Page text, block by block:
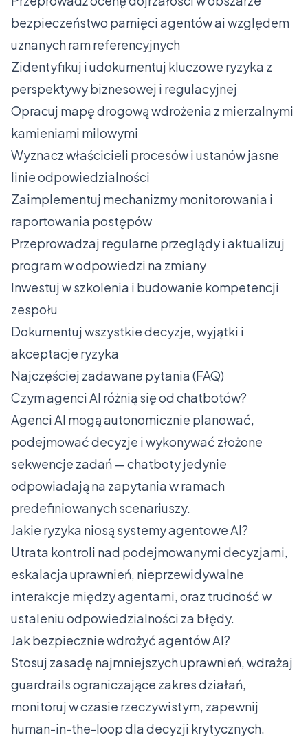
bezpieczeństwo pamięci agentów ai względem
uznanych ram referencyjnych
Zidentyfikuj i udokumentuj kluczowe ryzyka z
perspektywy biznesowej i regulacyjnej
Opracuj mapę drogową wdrożenia z mierzalnymi
kamieniami milowymi
Wyznacz właścicieli procesów i ustanów jasne
linie odpowiedzialności
Zaimplementuj mechanizmy monitorowania i
raportowania postępów
Przeprowadzaj regularne przeglądy i aktualizuj
program w odpowiedzi na zmiany
Inwestuj w szkolenia i budowanie kompetencji
zespołu
Dokumentuj wszystkie decyzje, wyjątki i
akceptacje ryzyka
Najczęściej zadawane pytania (FAQ)
Czym agenci AI różnią się od chatbotów?
Agenci AI mogą autonomicznie planować,
podejmować decyzje i wykonywać złożone
sekwencje zadań — chatboty jedynie
odpowiadają na zapytania w ramach
predefiniowanych scenariuszy.
Jakie ryzyka niosą systemy agentowe AI?
Utrata kontroli nad podejmowanymi decyzjami,
eskalacja uprawnień, nieprzewidywalne
interakcje między agentami, oraz trudność w
ustaleniu odpowiedzialności za błędy.
Jak bezpiecznie wdrożyć agentów AI?
Stosuj zasadę najmniejszych uprawnień, wdrażaj
guardrails ograniczające zakres działań,
monitoruj w czasie rzeczywistym, zapewnij
human-in-the-loop dla decyzji krytycznych.